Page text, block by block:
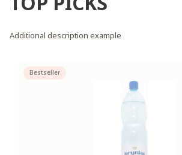
Additional description example
Bestseller